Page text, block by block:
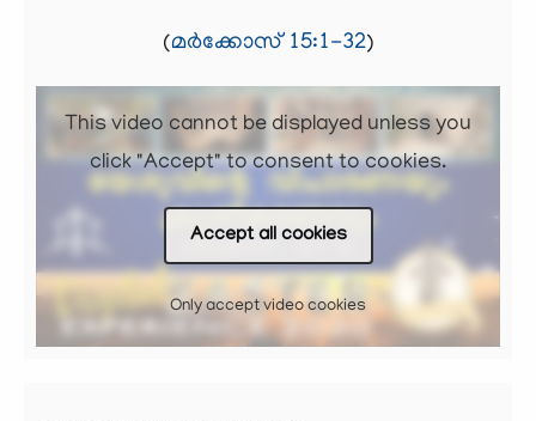
(മർക്കോസ് 15:1-32)
This video cannot be displayed unless you
click "Accept" to consent to cookies.
Accept all cookies
Only accept video cookies